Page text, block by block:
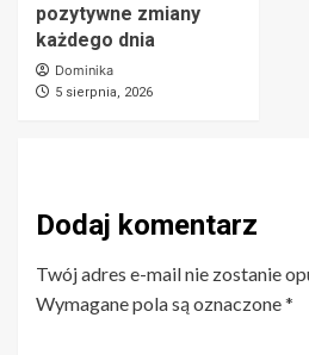
pozytywne zmiany
każdego dnia
Dominika
5 sierpnia, 2026
Dodaj komentarz
Twój adres e-mail nie zostanie
Wymagane pola są oznaczone*